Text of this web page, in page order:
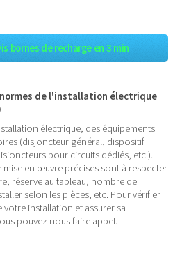
bornes de recharge en 3 min
normes de l'installation électrique
électrique, des équipements
(disjoncteur général, dispositif
pour circuits dédiés, etc.).
mise en œuvre précises sont à respecter
réserve au tableau, nombre de
selon les pièces, etc. Pour vérifier
votre installation et assurer sa
pouvez nous faire appel.